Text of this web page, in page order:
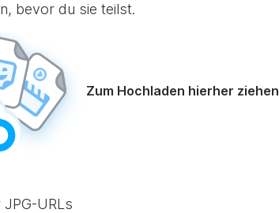
bevor du sie teilst.
Zum Hochladen hierher ziehen
URLs